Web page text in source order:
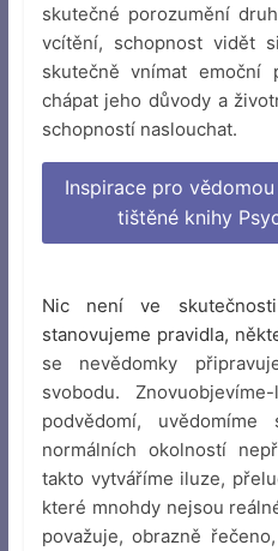
skutečné porozumění
vcítění, schopnost vidět
skutečně vnímat emoční
chápat jeho důvody a
schopností naslouchat.
Inspirace pro
tištěné knihy
Nic není ve
stanovujeme pravidla,
se nevědomky
svobodu.
podvědomí,
normálních okolností
takto vytváříme iluze,
které mnohdy nejsou
považuje, obrazně